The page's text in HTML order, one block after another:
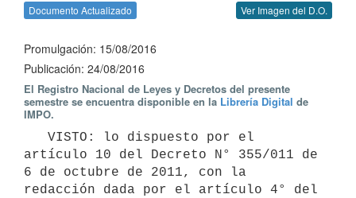
Documento Actualizado Ver Imagen del D.O.
Promulgación: 15/08/2016
Publicación: 24/08/2016
El Registro Nacional de Leyes y Decretos del presente
semestre se encuentra disponible en la Librería Digital de
IMPO.
artículo 10 del Decreto N° 355/011 de
6 de octubre de 2011, con la
redacción dada por el artículo 4° del